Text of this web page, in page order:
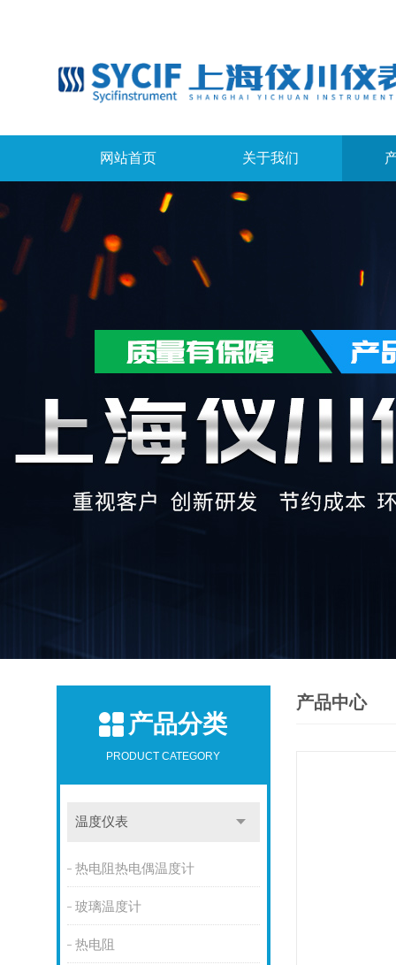
网站首页 关于我们
产品分类
PRODUCT CATEGORY
温度仪表
热电阻热电偶温度计
玻璃温度计
热电阻
产品中心